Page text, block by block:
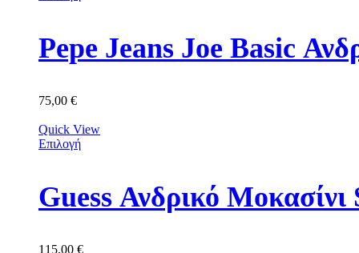
Pepe Jeans Joe Basic
75,00 €
Quick View
Επιλογή
Guess Ανδρικό
115,00 €